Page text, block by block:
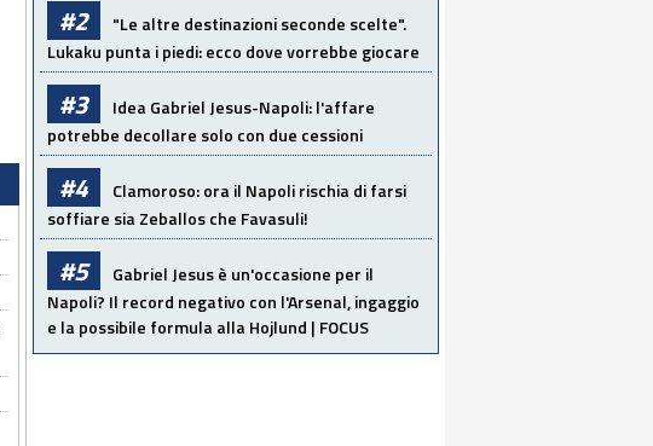
#2
"Le altre destinazioni seconde scelte".
Lukaku punta i piedi: ecco dove vorrebbe giocare
#3
Idea Gabriel Jesus-Napoli: l'affare
potrebbe decollare solo con due cessioni
#4
Clamoroso: ora il Napoli rischia di farsi
soffiare sia Zeballos che Favasuli!
#5
Gabriel Jesus è un'occasione per il
Napoli? Il record negativo con l'Arsenal, ingaggio
e la possibile formula alla Hojlund | FOCUS